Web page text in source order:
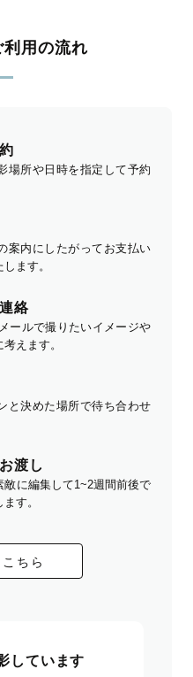
用の流れ
場所や日時を指定して予約
案内にしたがってお支払い
ます。
絡
ールで撮りたいイメージや
えます。
と決めた場所で待ち合わせ
渡し
敵に編集して1~2週間前後で
す。
ちら
しています